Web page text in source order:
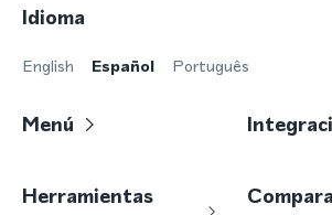
Idioma
English Español Português
Menú
Herramientas